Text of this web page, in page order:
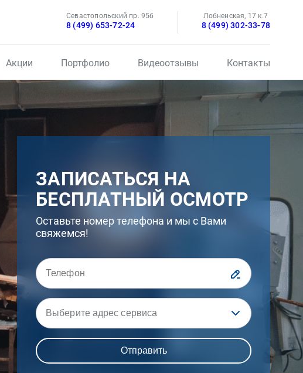
Севастопольский пр. 95б
8 (499) 653-72-24
Лобненская, 17 к.7
8 (499) 302-33-78
Акции Портфолио Видеоотзывы Контакты
ЗАПИСАТЬСЯ НА
БЕСПЛАТНЫЙ ОСМОТР
Оставьте номер телефона и мы с Вами
свяжемся!
Выберите адрес сервиса